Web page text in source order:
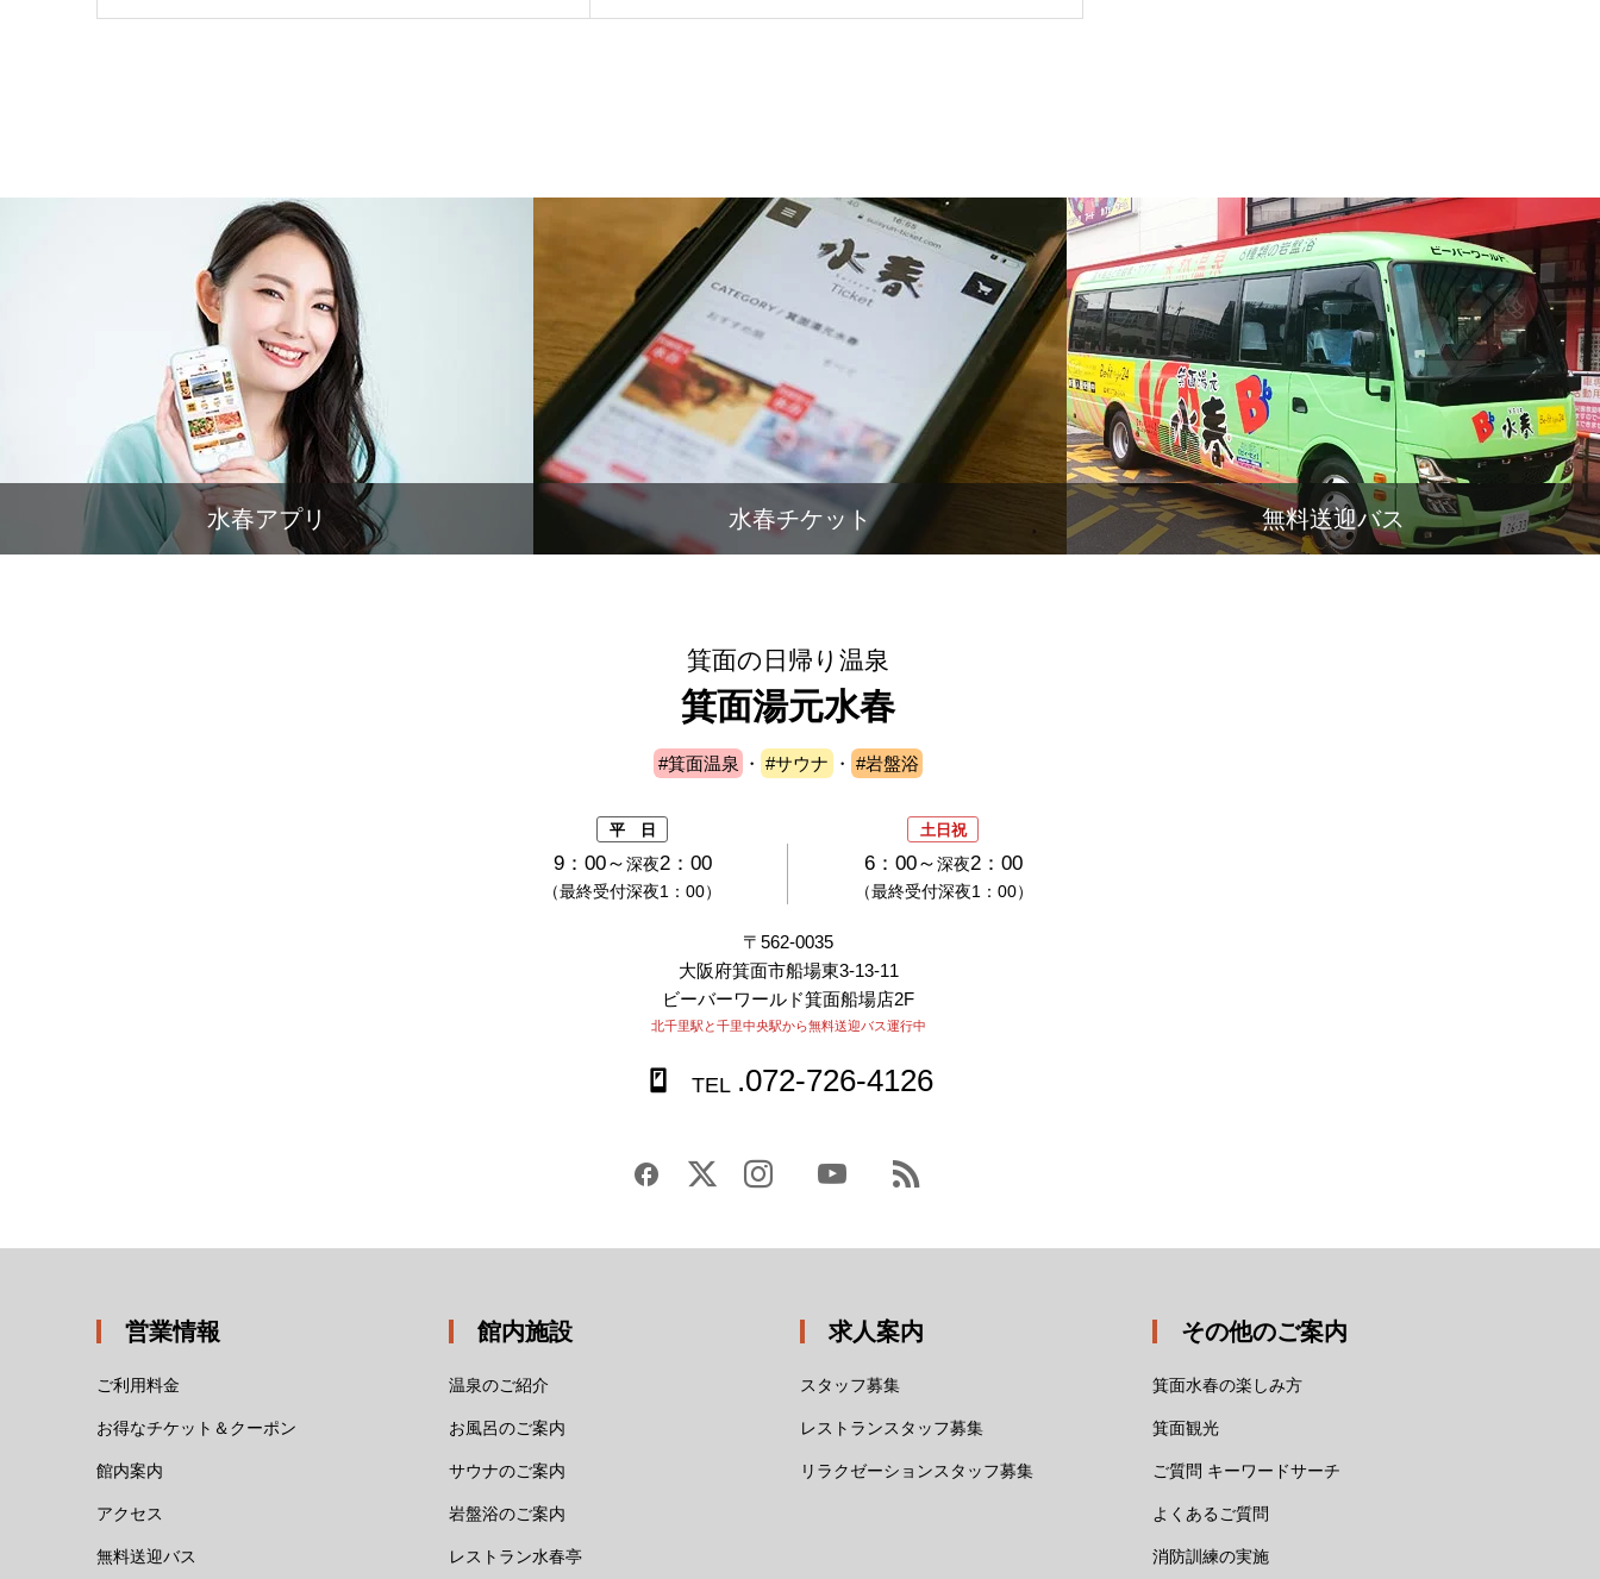
水春アプリ 水春チケット 無料送迎バス
箕面の日帰り温泉
箕面湯元水春
#箕面温泉 ・ #サウナ ・ #岩盤浴
平 日 土日祝
9：00～ 深夜2：00
（最終受付深夜1：00）
6：00～ 深夜2：00
（最終受付深夜1：00）
〒562-0035
大阪府箕面市船場東3-13-11
ビーバーワールド箕面船場店2F
北千里駅と千里中央駅から無料送迎バス運行中
TEL .072-726-4126
営業情報
ご利用料金
お得なチケット＆クーポン
館内案内
アクセス
無料送迎バス
館内施設
温泉のご紹介
お風呂のご案内
サウナのご案内
岩盤浴のご案内
レストラン水春亭
求人案内
スタッフ募集
レストランスタッフ募集
リラクゼーションスタッフ募集
その他のご案内
箕面水春の楽しみ方
箕面観光
ご質問 キーワードサーチ
よくあるご質問
消防訓練の実施